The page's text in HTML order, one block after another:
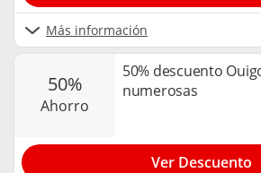
Más información
50%
ahorro
50% descuento
numerosas
Ver Descuento